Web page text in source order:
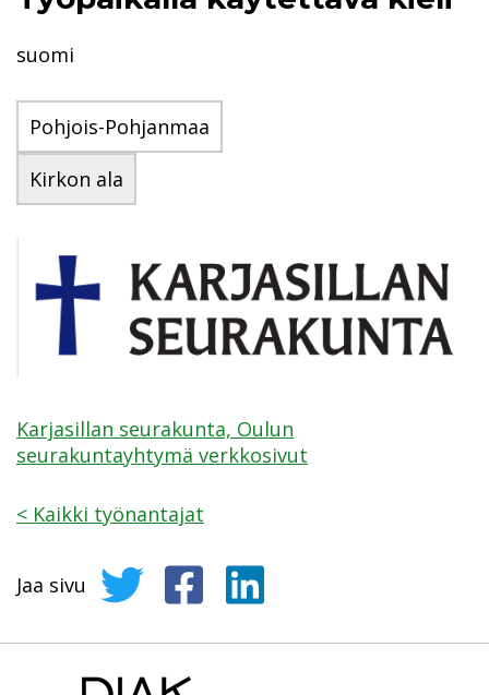
suomi
Pohjois-Pohjanmaa
Kirkon ala
Karjasillan seurakunta, Oulun
seurakuntayhtymä verkkosivut
< Kaikki työnantajat
Jaa sivu Jaa sivu Twitterissä
Jaa sivu Facebookissa
Jaa sivu LinkedInissä